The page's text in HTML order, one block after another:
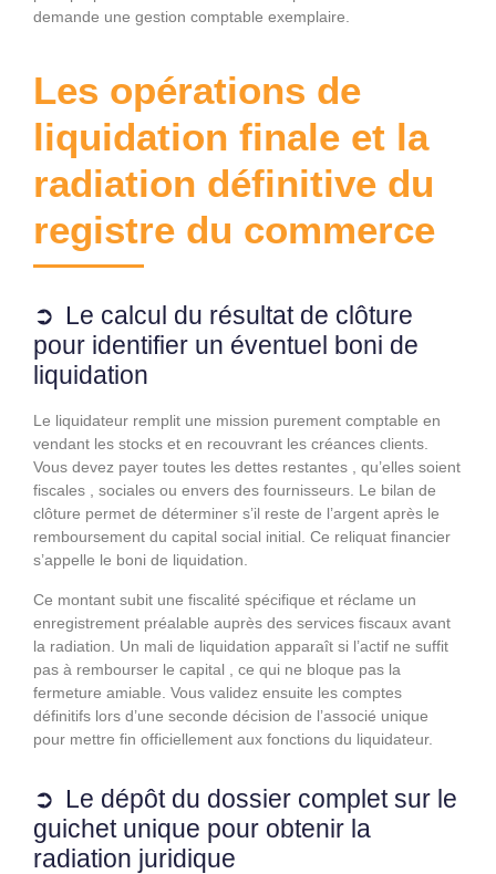
demande une gestion comptable exemplaire.
Les opérations de
liquidation finale et la
radiation définitive du
registre du commerce
Le calcul du résultat de clôture
pour identifier un éventuel boni de
liquidation
Le liquidateur remplit une mission purement comptable en
vendant les stocks et en recouvrant les créances clients.
Vous devez payer toutes les dettes restantes , qu’elles soient
fiscales , sociales ou envers des fournisseurs. Le bilan de
clôture permet de déterminer s’il reste de l’argent après le
remboursement du capital social initial. Ce reliquat financier
s’appelle le boni de liquidation.
Ce montant subit une fiscalité spécifique et réclame un
enregistrement préalable auprès des services fiscaux avant
la radiation. Un mali de liquidation apparaît si l’actif ne suffit
pas à rembourser le capital , ce qui ne bloque pas la
fermeture amiable. Vous validez ensuite les comptes
définitifs lors d’une seconde décision de l’associé unique
pour mettre fin officiellement aux fonctions du liquidateur.
Le dépôt du dossier complet sur le
guichet unique pour obtenir la
radiation juridique